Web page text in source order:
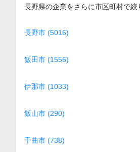
長野県の企業をさらに市区町村で
長野市 (5016)
飯田市 (1556)
伊那市 (1033)
飯山市 (290)
千曲市 (738)